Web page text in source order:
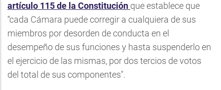
artículo 115 de la Constitución que establece que
“cada Cámara puede corregir a cualquiera de sus
miembros por desorden de conducta en el
desempeño de sus funciones y hasta suspenderlo en
el ejercicio de las mismas, por dos tercios de votos
del total de sus componentes".